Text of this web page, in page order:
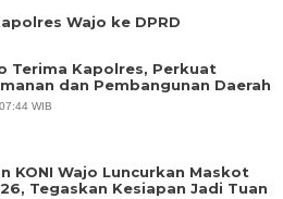
Wajo ke DPRD
Terima Kapolres, Perkuat
dan Pembangunan Daerah
WIB
KONI Wajo Luncurkan Maskot
Tegaskan Kesiapan Jadi Tuan